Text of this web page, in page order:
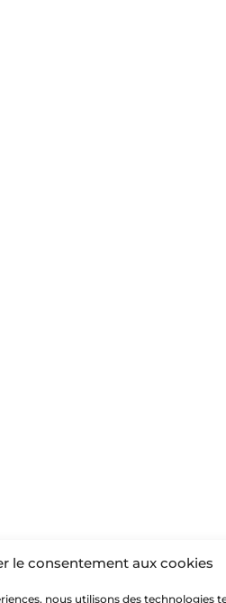
le consentement aux cookies
nous utilisons des technologies